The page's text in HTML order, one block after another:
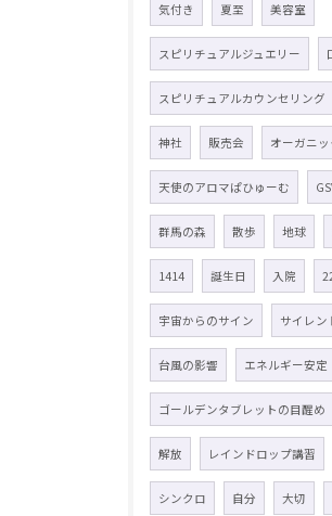
気付き 夏至 美容室
スピリチュアルジュエリー
スピリチュアルカウンセリング
神社 販売会 オーガニッ
天使のアロマぱひゅーむ
群馬の森 散歩 地球
1414 誕生日 入院
宇宙からのサイン サイレン
台風の影響 エネルギー安定
ゴールデンタブレットの目醒め
解放 レインドロップ講習
シンクロ 自分 大切